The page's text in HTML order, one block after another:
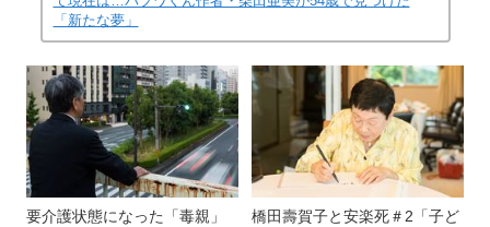
「新たな夢」
要介護状態になった「毒親」
橋田壽賀子と安楽死＃2「子ど